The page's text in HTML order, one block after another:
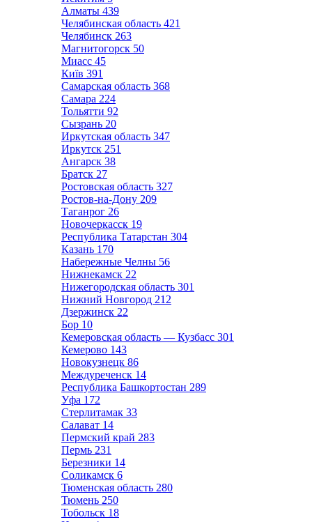
Алматы 439
Челябинская область 421
Челябинск 263
Магнитогорск 50
Миасс 45
Київ 391
Самарская область 368
Самара 224
Тольятти 92
Сызрань 20
Иркутская область 347
Иркутск 251
Ангарск 38
Братск 27
Ростовская область 327
Ростов-на-Дону 209
Таганрог 26
Новочеркасск 19
Республика Татарстан 304
Казань 170
Набережные Челны 56
Нижнекамск 22
Нижегородская область 301
Нижний Новгород 212
Дзержинск 22
Бор 10
Кемеровская область — Кузбасс 301
Кемерово 143
Новокузнецк 86
Междуреченск 14
Республика Башкортостан 289
Уфа 172
Стерлитамак 33
Салават 14
Пермский край 283
Пермь 231
Березники 14
Соликамск 6
Тюменская область 280
Тюмень 250
Тобольск 18